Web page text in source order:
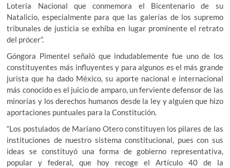
Lotería Nacional que conmemora el Bicentenario de su
Natalicio, especialmente para que las galerías de los supremo
tribunales de justicia se exhiba en lugar prominente el retrato
del prócer”.
Góngora Pimentel señaló que indudablemente fue uno de los
constituyentes más influyentes y para algunos es el más grande
jurista que ha dado México, su aporte nacional e internacional
más conocido es el juicio de amparo, un ferviente defensor de las
minorías y los derechos humanos desde la ley y alguien que hizo
aportaciones puntuales para la Constitución.
“Los postulados de Mariano Otero constituyen los pilares de las
instituciones de nuestro sistema constitucional, pues con sus
ideas se constituyó una forma de gobierno representativa,
popular y federal, que hoy recoge el Artículo 40 de la